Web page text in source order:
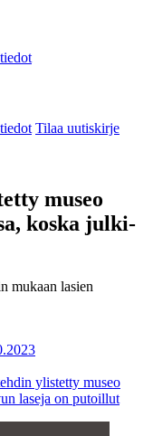
Tilaa uutiskirje
museo
koska julki­
mukaan lasien
ylistetty museo
laseja on putoillut